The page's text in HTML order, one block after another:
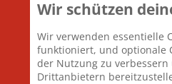
Themen
Mitglieder
Neuestes Mitglied
Wir schützen
Wir verwenden essentielle
funktioniert, und optionale
der Nutzung zu
Drittanbietern